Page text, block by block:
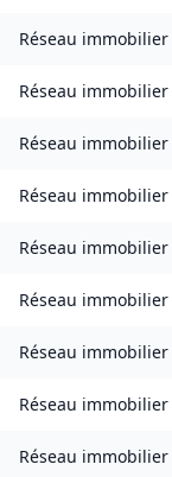
Réseau immobilier
Réseau immobilier
Réseau immobilier
Réseau immobilier
Réseau immobilier
Réseau immobilier
Réseau immobilier
Réseau immobilier
Réseau immobilier